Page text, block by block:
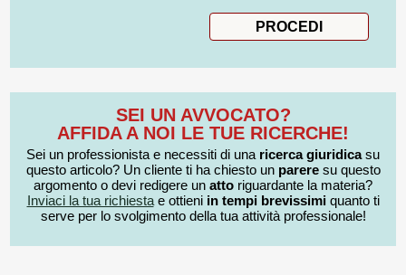
SEI UN AVVOCATO?
AFFIDA A NOI LE TUE RICERCHE!
Sei un professionista e necessiti di una ricerca giuridicasu
questo articolo? Un cliente ti ha chiesto un pareresu questo
argomento o devi redigere un atto riguardante la materia?
Inviaci la tua richiestae ottieni in tempi brevissimiquanto ti
serve per lo svolgimento della tua attività professionale!